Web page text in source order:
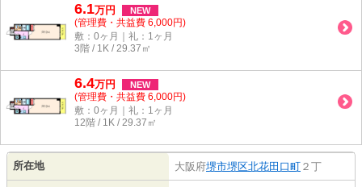
6.1万円 NEW
(管理費・共益費 6,000円)
敷：0ヶ月｜礼：1ヶ月
3階 / 1K / 29.37㎡
6.4万円 NEW
(管理費・共益費 6,000円)
敷：0ヶ月｜礼：1ヶ月
12階 / 1K / 29.37㎡
所在地 大阪府堺市堺区北花田口町 ２丁